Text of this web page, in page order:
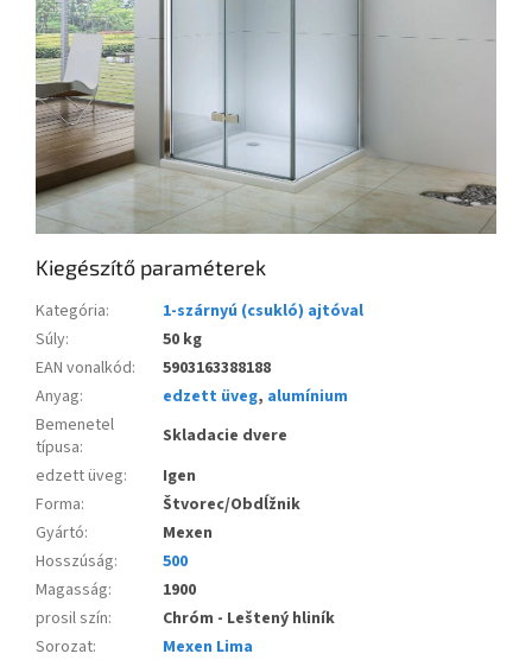
Kiegészítő paraméterek
Kategória:
1-szárnyú (csukló) ajtóval
Súly:
50 kg
EAN vonalkód:
5903163388188
Anyag: edzett üveg, alumínium
Bemenetel
típusa:
Skladacie dvere
edzett üveg:
Igen
Forma:
Štvorec/Obdĺžnik
Gyártó:
Mexen
Hosszúság:
500
Magasság:
1900
prosil szín:
Chróm - Leštený hliník
Sorozat:
Mexen Lima